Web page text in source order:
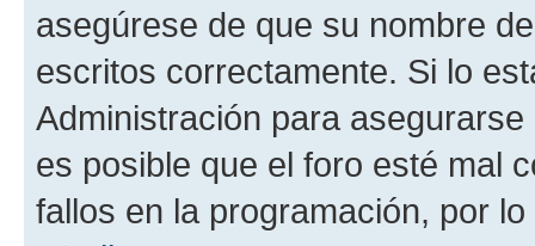
asegúrese de que su nombre
escritos correctamente. Si lo
Administración para
es posible que el foro esté mal
fallos en la programación, por